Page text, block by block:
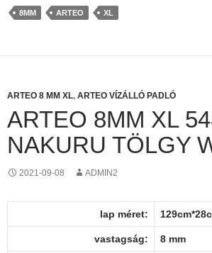
8MM ARTEO XL
ARTEO 8 MM XL, ARTEO VÍZÁLLÓ PADLÓ
ARTEO 8MM XL
NAKURU TÖLGY
2021-09-08 ADMIN2
lap méret:
vastagság: 8 mm